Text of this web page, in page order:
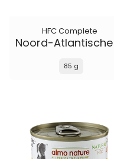
HFC Complete
85 g